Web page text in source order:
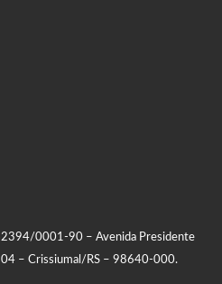
0001-90 – Avenida Presidente
04 – Crissiumal/RS – 98640-000.